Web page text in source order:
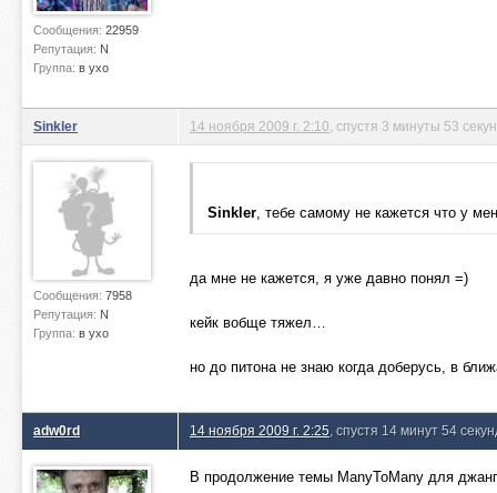
Сообщения: 22959
Репутация: N
Группа: в ухо
Sinkler
Сообщения: 7958
Репутация: N
Группа: в ухо
14 ноября 2009 г. 2:10 , спустя 3 минуты 53
Sinkler, тебе самому не кажется что у
да мне не кажется, я уже давно понял =)
кейк вобще тяжел…
но до питона не знаю когда доберусь, в
adw0rd 14 ноября 2009 г. 2:25 , спустя 14 минут 54
В продолжение темы ManyToMany для